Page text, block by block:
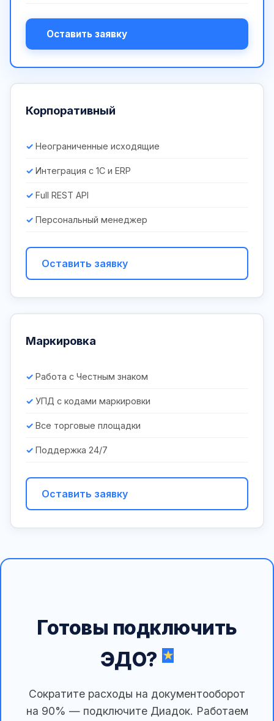
Оставить заявку
Корпоративный
Неограниченные исходящие
Интеграция с 1С и ERP
Full REST API
Персональный менеджер
Оставить заявку
Маркировка
Работа с Честным знаком
УПД с кодами маркировки
Все торговые площадки
Поддержка 24/7
Оставить заявку
Готовы подключить
ЭДО?
Сократите расходы на документооборот
на 90% — подключите Диадок. Работаем